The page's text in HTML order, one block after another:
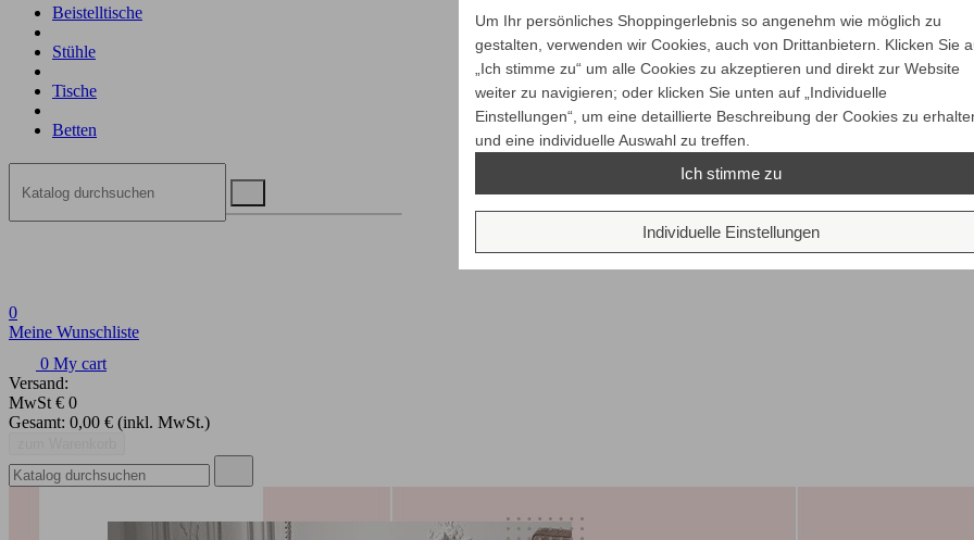
Beistelltische
Stühle
Tische
Betten
0
Meine Wunschliste
0 My cart
Versand:
MwSt € 0
Gesamt: 0,00 € (inkl. MwSt.)
Um Ihr persönliches Shoppingerlebnis so angenehm wie möglich zu
gestalten, verwenden wir Cookies, auch von Drittanbietern. Klicken Sie
„Ich stimme zu“ um alle Cookies zu akzeptieren und direkt zur Website
weiter zu navigieren; oder klicken Sie unten auf „Individuelle
Einstellungen“, um eine detaillierte Beschreibung der Cookies zu
und eine individuelle Auswahl zu treffen.
Ich stimme zu
Individuelle Einstellungen